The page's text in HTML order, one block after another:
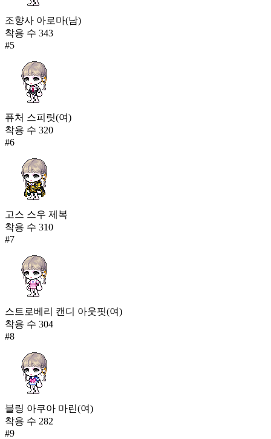
조향사 아로마(남)
착용 수 343
#5
퓨처 스피릿(여)
착용 수 320
#6
고스 스우 제복
착용 수 310
#7
스트로베리 캔디 아웃핏(여)
착용 수 304
#8
블링 아쿠아 마린(여)
착용 수 282
#9